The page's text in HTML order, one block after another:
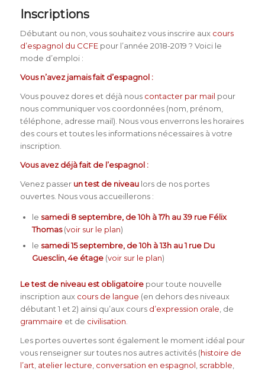
Inscriptions
Débutant ou non, vous souhaitez vous inscrire aux cours
d’espagnol du CCFEpour l’année 2018-2019 ? Voici le
mode d’emploi :
Vous n’avez jamais fait d’espagnol :
Vous pouvez dores et déjà nous contacter par mail pour
nous communiquer vos coordonnées (nom, prénom,
téléphone, adresse mail). Nous vous enverrons les horaires
des cours et toutes les informations nécessaires à votre
inscription.
Vous avez déjà fait de l’espagnol :
Venez passer un test de niveaulors de nos portes
ouvertes. Nous vous accueillerons :
le samedi 8 septembre, de 10h à 17h au 39 rue Félix
Thomas(voir sur le plan)
le samedi 15 septembre, de 10h à 13h au 1 rue Du
Guesclin, 4e étage(voir sur le plan)
Le test de niveau est obligatoirepour toute nouvelle
inscription aux cours de langue (en dehors des niveaux
débutant 1 et 2) ainsi qu’aux cours d’expression orale , de
grammaire et de civilisation
Les portes ouvertes sont également le moment idéal pour
vous renseigner sur toutes nos autres activités (histoire de
l’art atelier lecture conversation en espagnol scrabble